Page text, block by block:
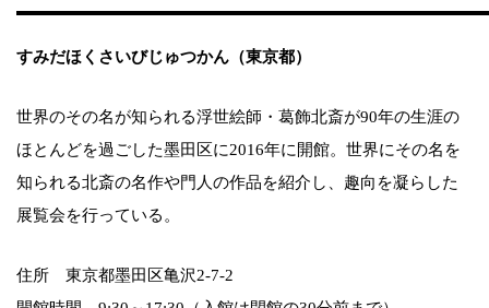
すみだほくさいびじゅつかん（東京都）
世界のその名が知られる浮世絵師・葛飾北斎が90年の生涯の
ほとんどを過ごした墨田区に2016年に開館。世界にその名を
知られる北斎の名作や門人の作品を紹介し、趣向を凝らした
展覧会を行っている。
住所 東京都墨田区亀沢2-7-2